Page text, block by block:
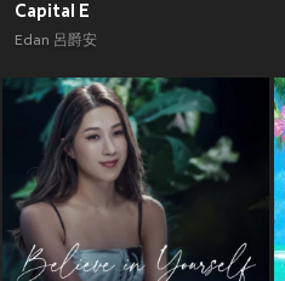
Capital E
Edan 呂爵安